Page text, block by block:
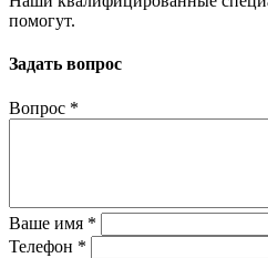
помогут.
Задать вопрос
Вопрос *
Ваше имя *
Телефон *